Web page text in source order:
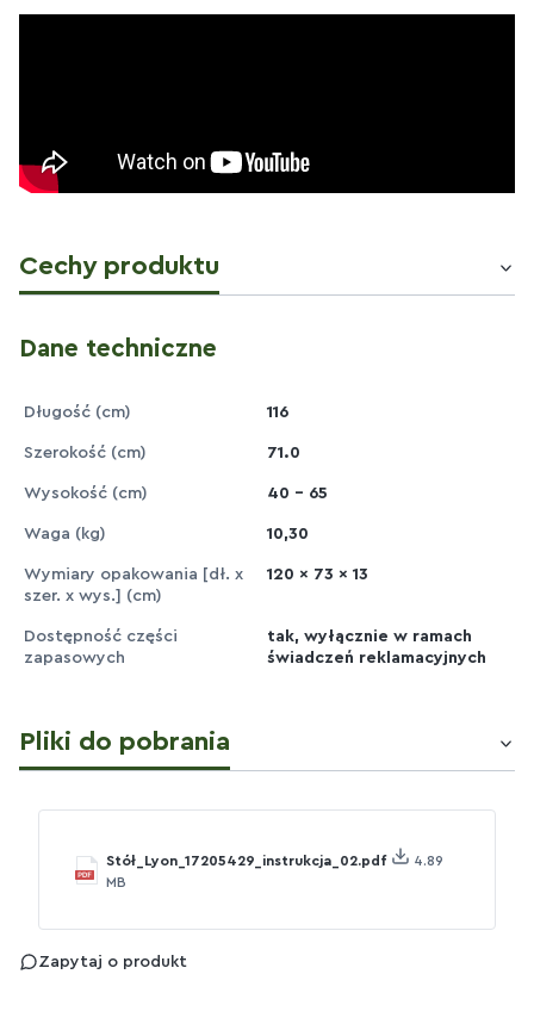
Cechy produktu
Dane techniczne
Długość (cm) 116
Szerokość (cm) 71.0
Wysokość (cm) 40 - 65
Waga (kg) 10,30
Wymiary opakowania [dł. x
szer. x wys.] (cm)
120 x 73 x 13
Dostępność części
zapasowych
tak, wyłącznie w ramach
świadczeń reklamacyjnych
Pliki do pobrania
Stół_Lyon_17205429_instrukcja_02.pdf
4.89
MB
Zapytaj o produkt